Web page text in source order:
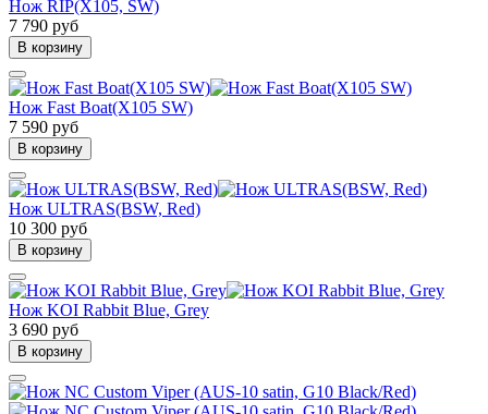
Нож RIP(X105, SW)
7 790 руб
В корзину
Нож Fast Boat(X105 SW)
7 590 руб
В корзину
Нож ULTRAS(BSW, Red)
10 300 руб
В корзину
Нож KOI Rabbit Blue, Grey
3 690 руб
В корзину